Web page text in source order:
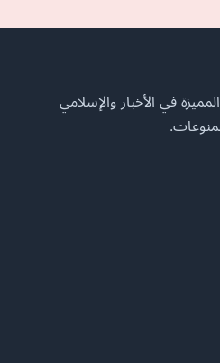
في الأخبار والإسلامي